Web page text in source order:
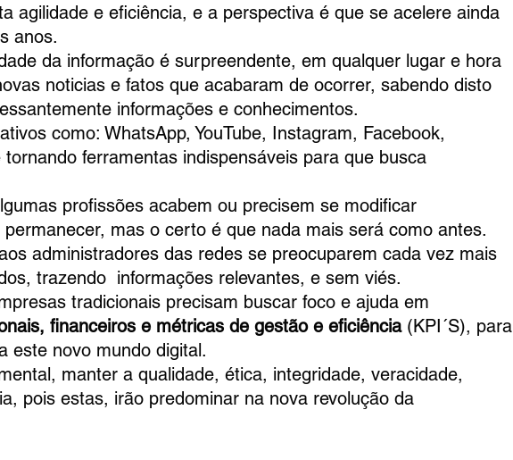
agilidade e eficiência, e a perspectiva é que se acelere ainda
anos.
informação é surpreendente, em qualquer lugar e hora
noticias e fatos que acabaram de ocorrer, sabendo disto
informações e conhecimentos.
WhatsApp, YouTube, Instagram, Facebook,
ferramentas indispensáveis para que busca
profissões acabem ou precisem se modificar
mas o certo é que nada mais será como antes.
das redes se preocuparem cada vez mais
trazendo  informações relevantes, e sem viés.
tradicionais precisam buscar foco e ajuda em
financeiros e métricas de gestão e eficiência (KPI´S), para
este novo mundo digital.
manter a qualidade, ética, integridade, veracidade,
pois estas, irão predominar na nova revolução da